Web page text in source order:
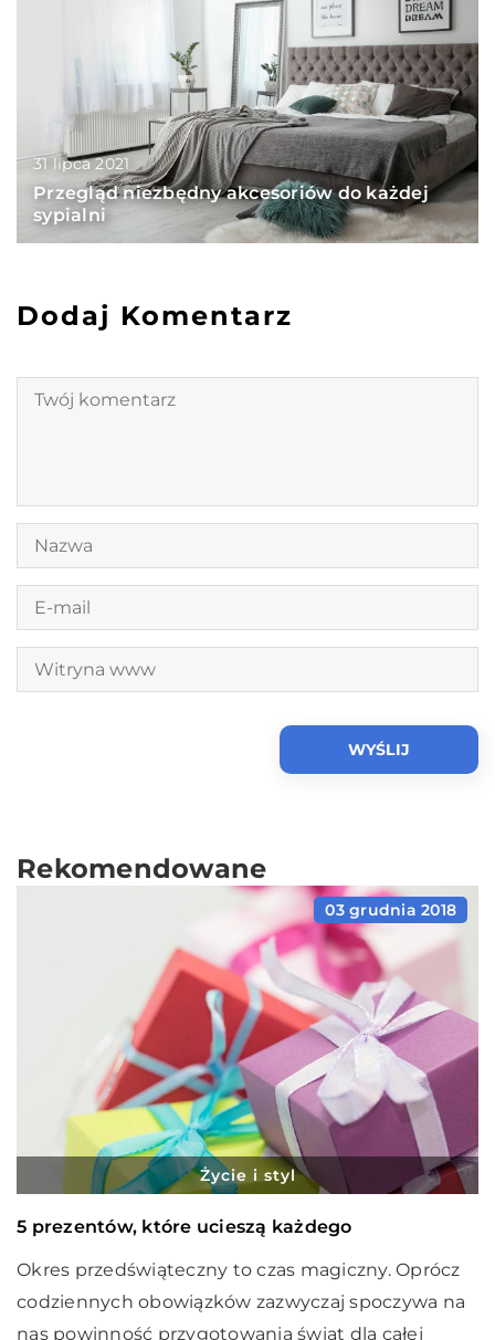
31 lipca 2021
Przegląd niezbędny akcesoriów do każdej
sypialni
Dodaj Komentarz
Rekomendowane
03 grudnia 2018
Życie i styl
5 prezentów, które ucieszą każdego
Okres przedświąteczny to czas magiczny. Oprócz
codziennych obowiązków zazwyczaj spoczywa na
nas powinność przygotowania świąt dla całej